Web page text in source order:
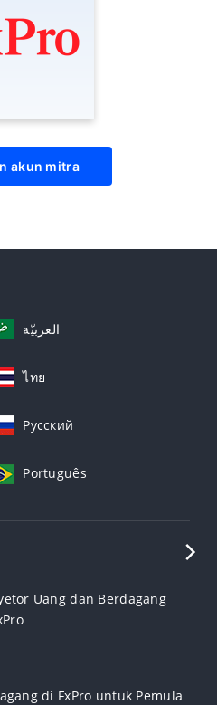
akun mitra
العربيّة
ไทย
Русский
Português
Uang dan Berdagang
di FxPro untuk Pemula